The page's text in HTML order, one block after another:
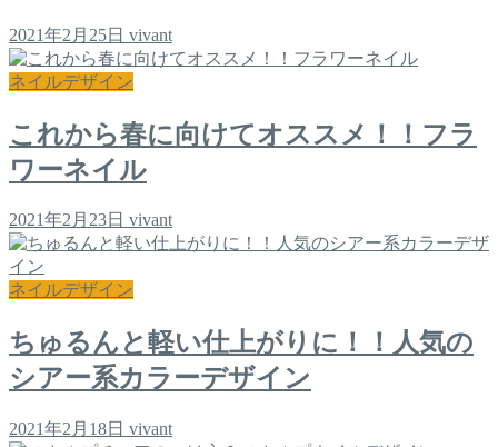
2021年2月25日 vivant
ネイルデザイン
これから春に向けてオススメ！！フラ
ワーネイル
2021年2月23日 vivant
ネイルデザイン
ちゅるんと軽い仕上がりに！！人気の
シアー系カラーデザイン
2021年2月18日 vivant